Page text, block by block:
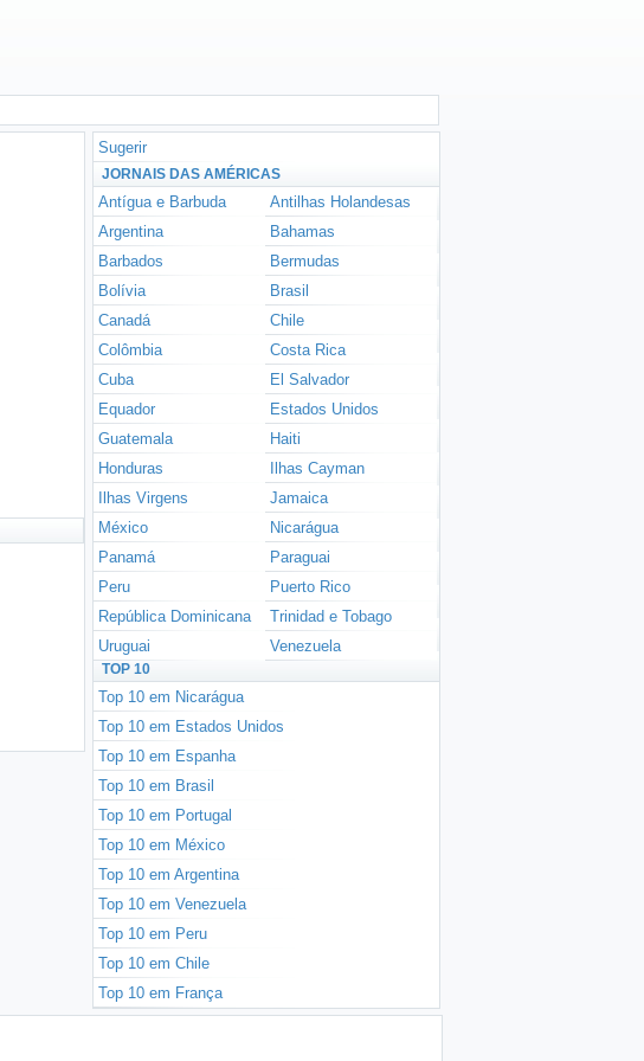
Sugerir
JORNAIS DAS AMÉRICAS
Antígua e Barbuda
Antilhas Holandesas
Argentina
Bahamas
Barbados
Bermudas
Bolívia
Brasil
Canadá
Chile
Colômbia
Costa Rica
Cuba
El Salvador
Equador
Estados Unidos
Guatemala
Haiti
Honduras
Ilhas Cayman
Ilhas Virgens
Jamaica
México
Nicarágua
Panamá
Paraguai
Peru
Puerto Rico
República Dominicana
Trinidad e Tobago
Uruguai
Venezuela
TOP 10
Top 10 em Nicarágua
Top 10 em Estados Unidos
Top 10 em Espanha
Top 10 em Brasil
Top 10 em Portugal
Top 10 em México
Top 10 em Argentina
Top 10 em Venezuela
Top 10 em Peru
Top 10 em Chile
Top 10 em França